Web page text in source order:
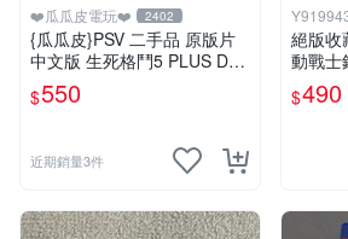
❤️瓜瓜皮電玩❤️ 2402
{瓜瓜皮}PSV 二手品 原版片
中文版 生死格鬥5 PLUS Dea
d or Alive 5(遊戲都有回收)
$550
近期銷量3件
絕版收
動戰士
$490